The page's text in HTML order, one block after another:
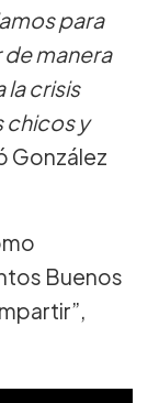
para
de manera
la crisis
chicos y
González
Buenos